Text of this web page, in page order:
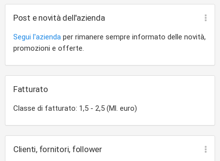
Post e novità dell'azienda
Segui l'azienda per rimanere sempre informato delle novità,
promozioni e offerte.
Fatturato
Classe di fatturato: 1,5 - 2,5 (Ml. euro)
Clienti, fornitori, follower